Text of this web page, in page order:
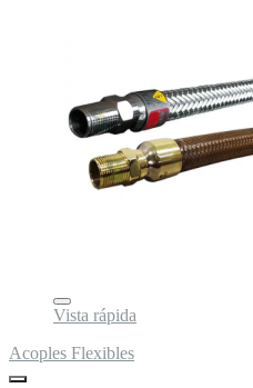
Vista rápida
Acoples Flexibles